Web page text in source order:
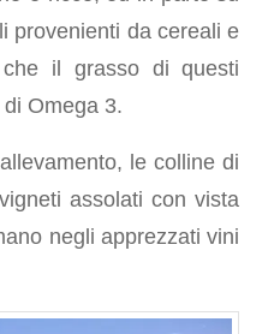
provenienti da cereali e
il grasso di questi
Omega 3.
le colline di
assolati con vista
negli apprezzati vini